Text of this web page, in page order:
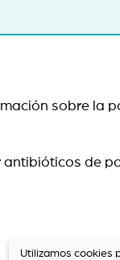
sobre la
de
Utilizamos cookies